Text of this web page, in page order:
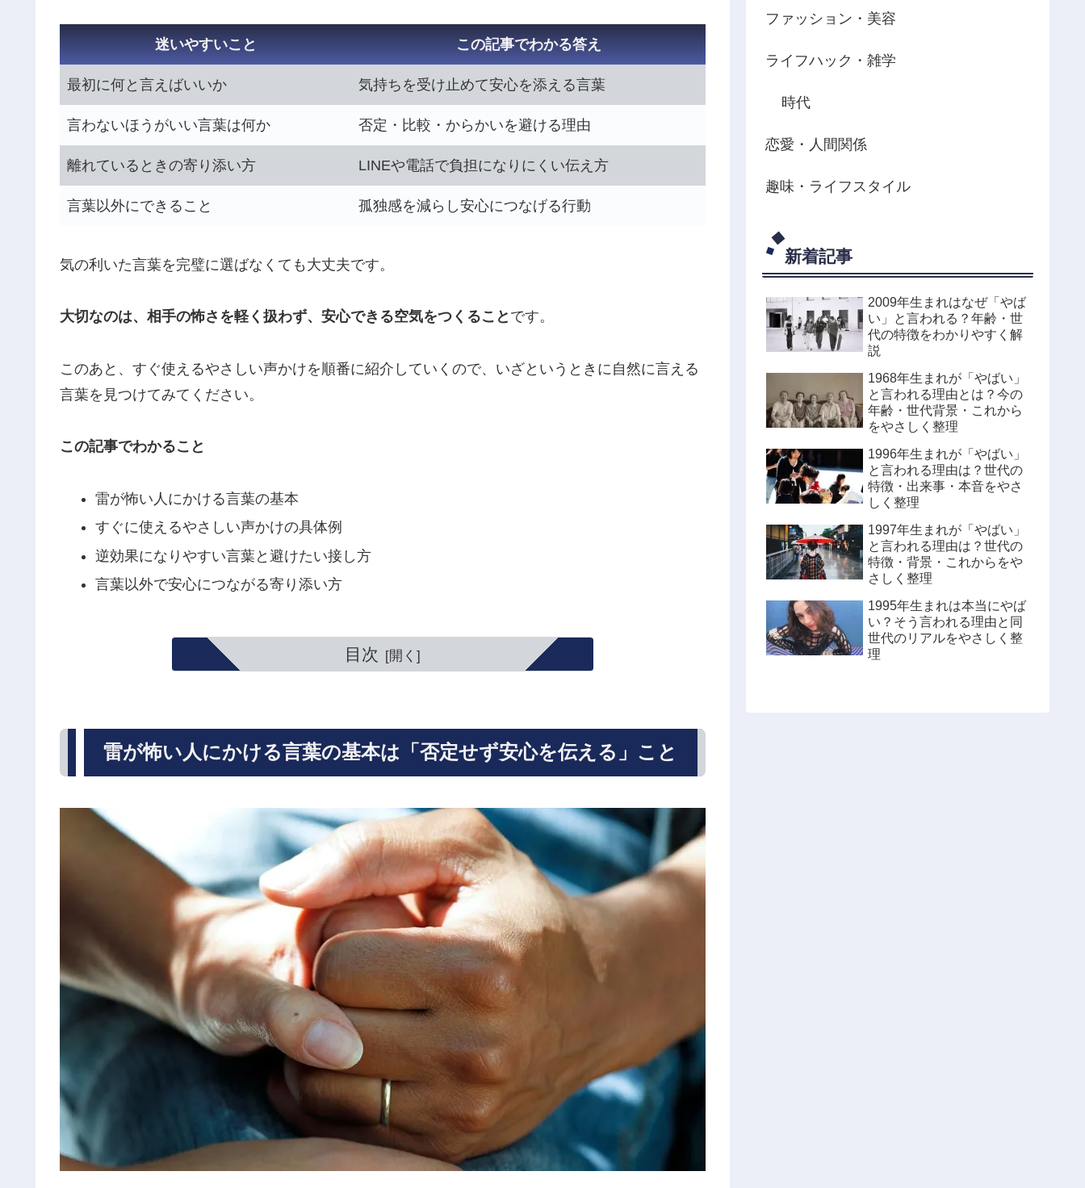
迷いやすいこと この記事でわかる答え
最初に何と言えばいいか 気持ちを受け止めて安心を添える言葉
言わないほうがいい言葉は何か 否定・比較・からかいを避ける理由
離れているときの寄り添い方 LINEや電話で負担になりにくい伝え方
言葉以外にできること 孤独感を減らし安心につなげる行動
気の利いた言葉を完璧に選ばなくても大丈夫です。
大切なのは、相手の怖さを軽く扱わず、安心できる空気をつくること です。
このあと、すぐ使えるやさしい声かけを順番に紹介していくので、いざというときに自然に言える
言葉を見つけてみてください。
この記事でわかること
雷が怖い人にかける言葉の基本
すぐに使えるやさしい声かけの具体例
逆効果になりやすい言葉と避けたい接し方
言葉以外で安心につながる寄り添い方
目次
雷が怖い人にかける言葉の基本は「否定せず安心を伝える」こと
ファッション・美容
ライフハック・雑学
時代
恋愛・人間関係
趣味・ライフスタイル
新着記事
2009年生まれはなぜ「やば
い」と言われる？年齢・世
代の特徴をわかりやすく解
説
1968年生まれが「やばい」
と言われる理由とは？今の
年齢・世代背景・これから
をやさしく整理
1996年生まれが「やばい」
と言われる理由は？世代の
特徴・出来事・本音をやさ
しく整理
1997年生まれが「やばい」
と言われる理由は？世代の
特徴・背景・これからをや
さしく整理
1995年生まれは本当にやば
い？そう言われる理由と同
世代のリアルをやさしく整
理